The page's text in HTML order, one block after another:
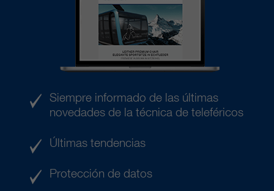
Siempre informado de las últimas
novedades de la técnica de teleféricos
Últimas tendencias
Protección de datos